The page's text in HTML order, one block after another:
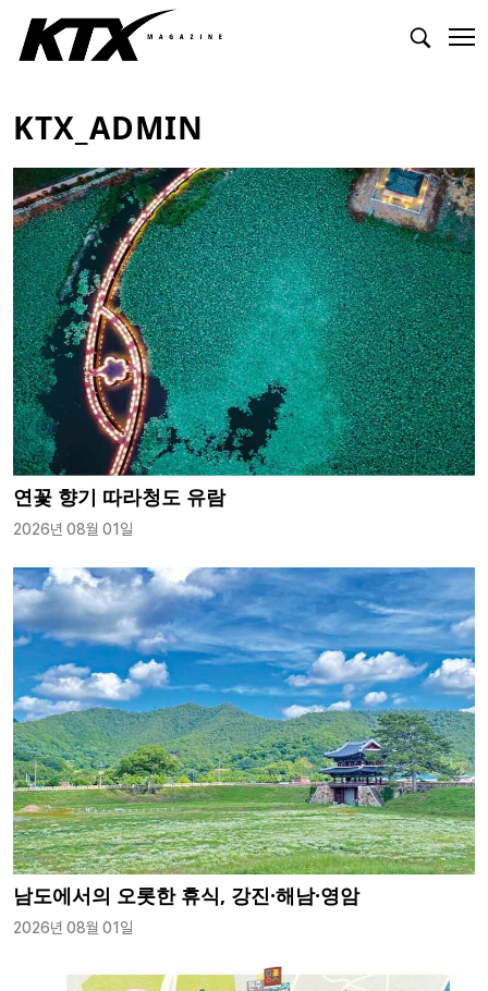
KTX_ADMIN
연꽃 향기 따라청도 유람
2026년 08월 01일
남도에서의 오롯한 휴식, 강진·해남·영암
2026년 08월 01일